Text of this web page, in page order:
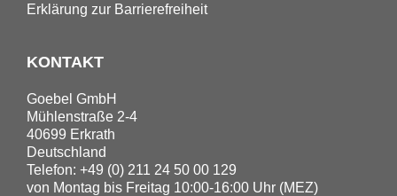
Erklärung zur Barrierefreiheit
KONTAKT
Goebel GmbH
Mühlenstraße 2-4
40699 Erkrath
Deutschland
Telefon: +49 (0) 211 24 50 00 129
von Montag bis Freitag 10:00-16:00 Uhr (MEZ)